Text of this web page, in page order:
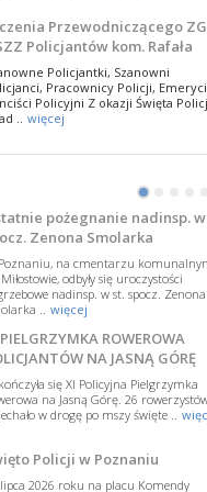
Przewodniczącego ZG
Policjantów kom. Rafała
z okazji Święta
2026
Policjantki, Szanowni
Pracownicy Policji,
Policyjni Z okazji Święta
.. więcej
Policjantów: Policja nie
przestrzeni publicznej po raz
się wypowiedzi, które
funkcjonariuszki i funkcjonariuszy
.. więcej
zarobkowanie
NSZZP: obecne
wymagają zmian
przepisów regulujących
przez policjantów
pracy zarobkowe ..
więcej
1. Umorzenie. Krok 2.
dotyczące interwencji
w miejscu zamieszkania red.
Sakiewicza zostało
•• • •
PolicjantówZarządu Głównego NSZZ
w Polsce gościł Rafael
Policji w Nowym Jorku, o
I ODDAJMY HOŁD
MARKOWI SIENICKIEMU
starszemu sierżantowi Mar
pożegnanie nadinsp. w
Zenona Smolarka
na cmentarzu
odbyły się uroczystości
nadinsp. w st. spocz. Zenona
.. więcej
ROWEROWA
NA JASNĄ GÓRĘ
się XI Policyjna Pielgrzymka
na Jasną Górę. 26
w drogę po mszy święte ..
Policji w Poznaniu
2026 roku na placu Komendy